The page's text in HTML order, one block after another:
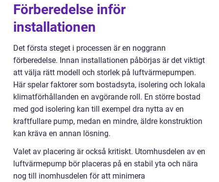
Förberedelse inför
installationen
Det första steget i processen är en noggrann
förberedelse. Innan installationen påbörjas är det viktigt
att välja rätt modell och storlek på luftvärmepumpen.
Här spelar faktorer som bostadsyta, isolering och lokala
klimatförhållanden en avgörande roll. En större bostad
med god isolering kan till exempel dra nytta av en
kraftfullare pump, medan en mindre, äldre konstruktion
kan kräva en annan lösning.
Valet av placering är också kritiskt. Utomhusdelen av en
luftvärmepump bör placeras på en stabil yta och nära
nog till inomhusdelen för att minimera